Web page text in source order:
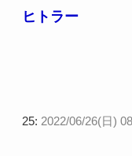
ヒトラー
25: 2022/06/26(日)